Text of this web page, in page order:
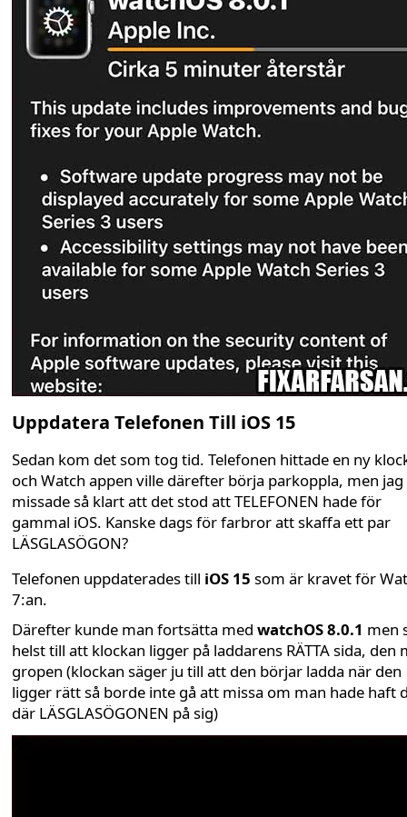
Uppdatera Telefonen Till iOS 15
Sedan kom det som tog tid. Telefonen hittade en ny
och Watch appen ville därefter börja parkoppla, men jag
missade så klart att det stod att TELEFONEN hade för
gammal iOS. Kanske dags för farbror att skaffa ett par
LÄSGLASÖGON?
Telefonen uppdaterades till iOS 15 som är kravet för
7:an.
Därefter kunde man fortsätta med watchOS 8.0.1 men
helst till att klockan ligger på laddarens RÄTTA sida, den
gropen (klockan säger ju till att den börjar ladda när den
ligger rätt så borde inte gå att missa om man hade haft
där LÄSGLASÖGONEN på sig)